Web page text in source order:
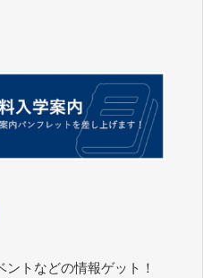
トなどの情報ゲット！